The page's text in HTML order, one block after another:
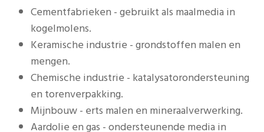
Cementfabrieken - gebruikt als maalmedia in
kogelmolens.
Keramische industrie - grondstoffen malen en
mengen.
Chemische industrie - katalysatorondersteuning
en torenverpakking.
Mijnbouw - erts malen en mineraalverwerking.
Aardolie en gas - ondersteunende media in